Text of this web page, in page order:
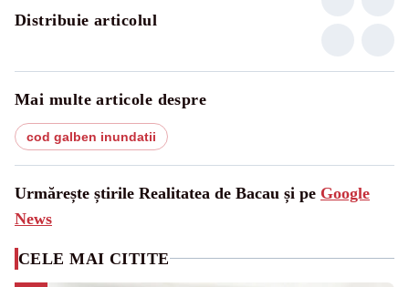
Distribuie articolul
Mai multe articole despre
cod galben inundatii
Urmărește știrile Realitatea de Bacau și pe Google
News
CELE MAI CITITE